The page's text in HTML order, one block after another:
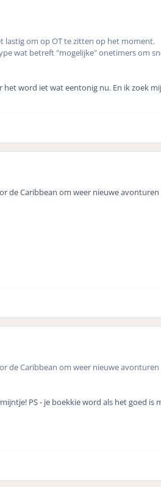
lastig om op OT te zitten op het moment.
wat betreft "mogelijke" onetimers om
het word iet wat eentonig nu. En ik zoek
de Caribbean om weer nieuwe
de Caribbean om weer nieuwe
PS - je boekkie word als het goed is